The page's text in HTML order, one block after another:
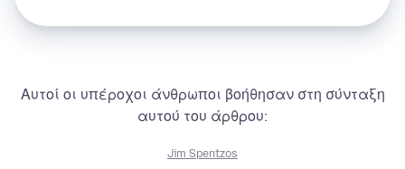
Αυτοί οι υπέροχοι άνθρωποι βοήθησαν στη σύνταξη
αυτού του άρθρου:
Jim Spentzos